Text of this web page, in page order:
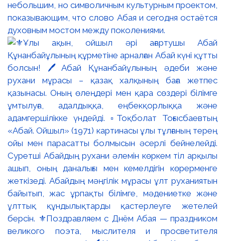
небольшим, но символичным культурным проектом,
показывающим, что слово Абая и сегодня остаётся
духовным мостом между поколениями.